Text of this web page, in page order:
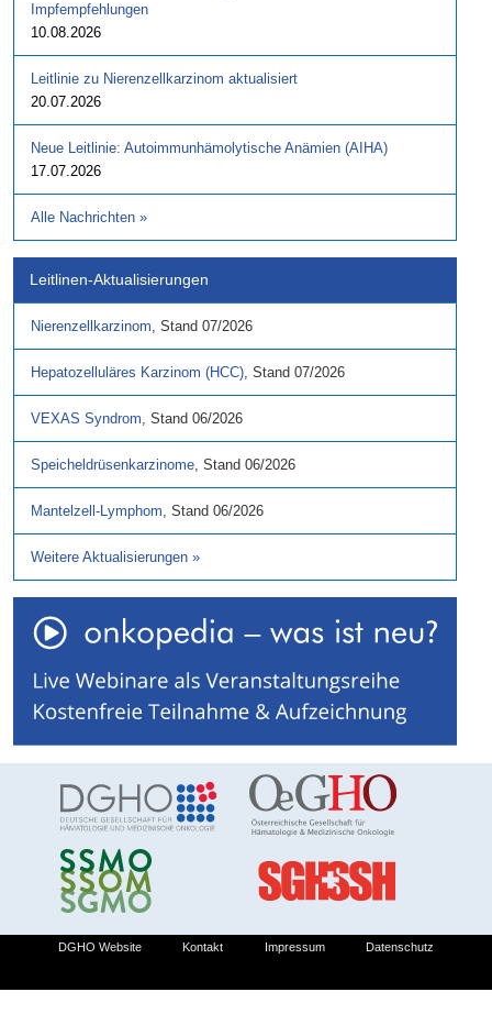
Impfempfehlungen
10.08.2026
Leitlinie zu Nierenzellkarzinom aktualisiert
20.07.2026
Neue Leitlinie: Autoimmunhämolytische Anämien (AIHA)
17.07.2026
Alle Nachrichten »
Leitlinen-Aktualisierungen
Nierenzellkarzinom, Stand 07/2026
Hepatozelluläres Karzinom (HCC), Stand 07/2026
VEXAS Syndrom, Stand 06/2026
Speicheldrüsenkarzinome, Stand 06/2026
Mantelzell-Lymphom, Stand 06/2026
Weitere Aktualisierungen »
DGHO Website Kontakt Impressum Datenschutz